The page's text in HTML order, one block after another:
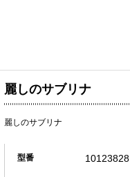
麗しのサブリナ
麗しのサブリナ
型番 10123828